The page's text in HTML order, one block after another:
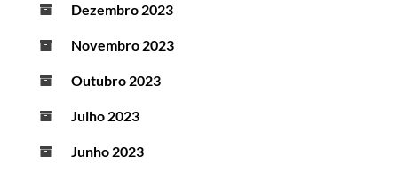
Dezembro 2023
Novembro 2023
Outubro 2023
Julho 2023
Junho 2023